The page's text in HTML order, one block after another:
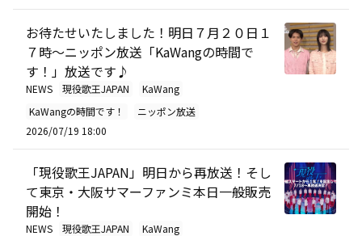
お待たせいたしました！明日７月２０日１
７時～ニッポン放送「KaWangの時間で
す！」放送です♪
NEWS 現役歌王JAPAN
KaWang
KaWangの時間です！
ニッポン放送
2026/07/19 18:00
「現役歌王JAPAN」明日から再放送！そし
て東京・大阪サマーファンミ本日一般販売
開始！
NEWS 現役歌王JAPAN
KaWang